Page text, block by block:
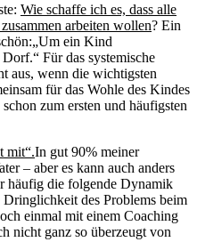
Wie schaffe ich es, dass alle
arbeiten wollen? Ein
ein Kind
Für das systemische
aus, wenn die wichtigsten
für das Wohle des Kindes
zum ersten und häufigsten
mit“.In gut 90% meiner
– aber es kann auch anders
häufig die folgende Dynamik
des Problems beim
einmal mit einem Coaching
nicht ganz so überzeugt von